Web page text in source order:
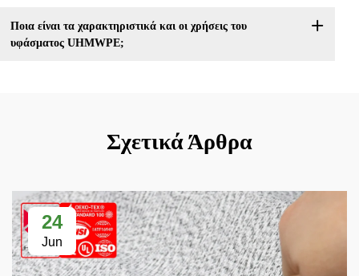
Ποια είναι τα χαρακτηριστικά και οι χρήσεις του
υφάσματος UHMWPE;
Σχετικά Άρθρα
24
Jun